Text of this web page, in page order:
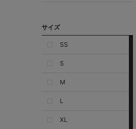
サイズ
SS
S
M
L
XL